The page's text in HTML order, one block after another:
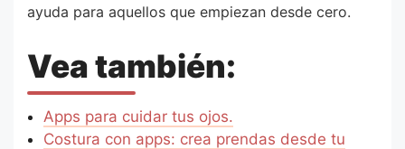
ayuda para aquellos que empiezan desde cero.
Vea también:
Apps para cuidar tus ojos.
Costura con apps: crea prendas desde tu